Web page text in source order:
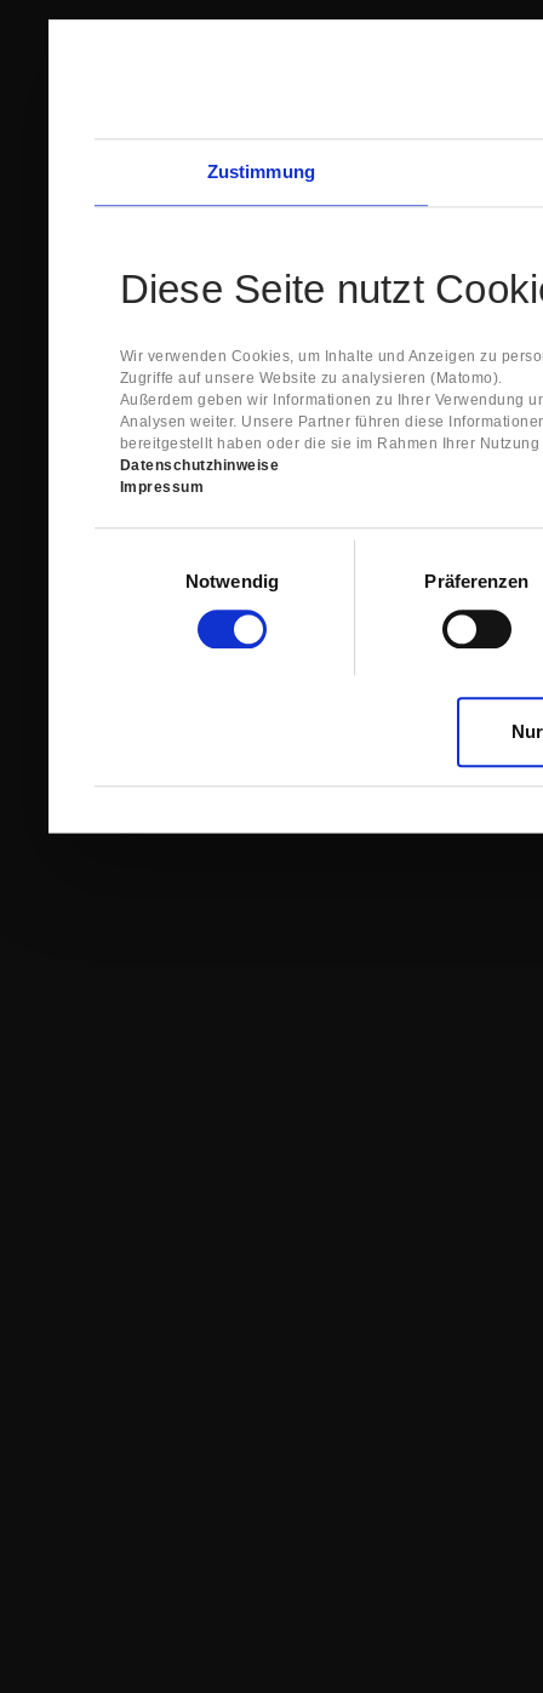
Zustimmung
Diese Seite nutzt
Wir verwenden Cookies, um Inhalte und Anzeigen zu
Zugriffe auf unsere Website zu analysieren (Matomo).
Außerdem geben wir Informationen zu Ihrer Verwendung
Analysen weiter. Unsere Partner führen diese
bereitgestellt haben oder die sie im Rahmen Ihrer
Datenschutzhinweise
Impressum
Notwendig
Präferenzen